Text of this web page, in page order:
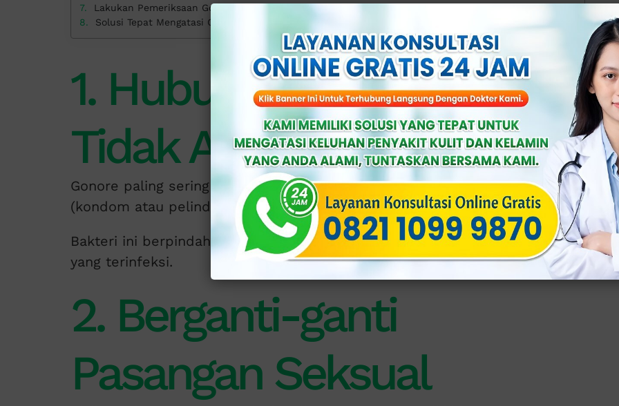
Lakukan Pemeriksaan Gonore
Solusi Tepat Mengatasi Gonore di Klinik Apollo
1. Hubungan Seksual
Tidak Aman
Gonore paling sering menular melalui hubungan seksual tanpa pengaman
(kondom atau pelindung), baik vaginal, anal, maupun oral.
Bakteri ini berpindah melalui kontak langsung dengan cairan tubuh orang
yang terinfeksi.
2. Berganti-ganti
Pasangan Seksual